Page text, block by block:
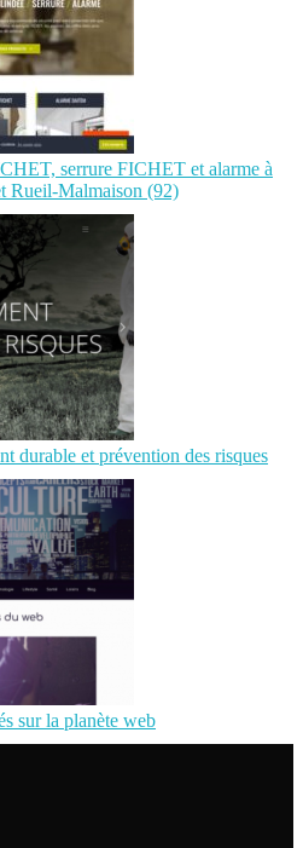
serrure FICHET et alarme à
Rueil-Malmaison (92)
durable et prévention des risques
sur la planète web